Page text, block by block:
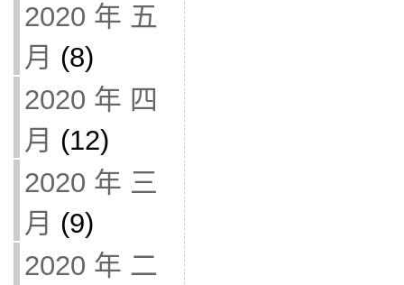
2020 年 五
月 (8)
2020 年 四
月 (12)
2020 年 三
月 (9)
2020 年 二